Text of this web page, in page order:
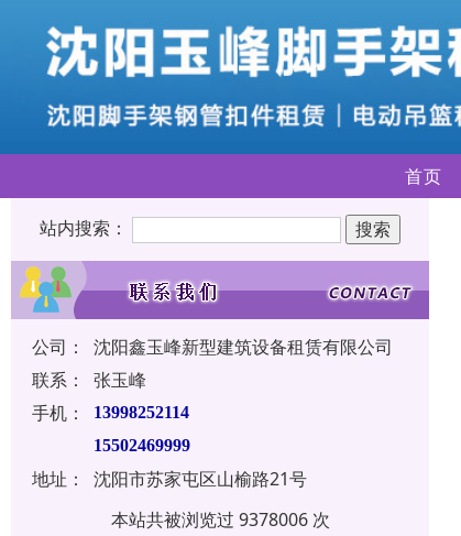
首页
站内搜索：
公司：
沈阳鑫玉峰新型建筑设备租赁有限公司
联系：
张玉峰
手机：
13998252114
15502469999
地址：
沈阳市苏家屯区山榆路21号
本站共被浏览过 9378006 次